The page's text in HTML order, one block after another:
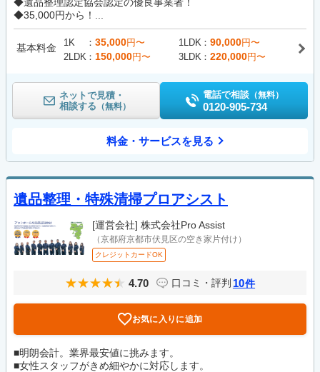
◆35,000円から！...
基本料金 1K 35,000円〜 1LDK 90,000円〜
2LDK
150,000円〜 3LDK 220,000円〜
ネットで見積・
相談する （無料）
電話で相談 （無料）
0120-905-734
料金・サービスを見る
遺品整理・特殊清掃プロアシスト
[運営会社] 株式会社Pro Assist
（京都府京都市伏見区の空き家片付け）
クレジットカードOK
4.70 口コミ・評判 10件
お気に入りに追加
■明朗会計。業界最安値に挑みます。
■女性スタッフがきめ細やかに対応します。